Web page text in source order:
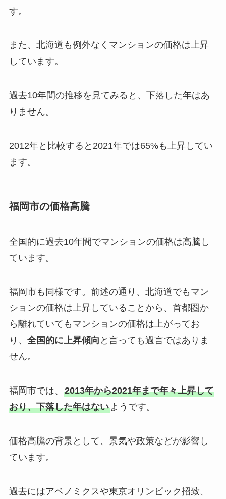
す。
また、北海道も例外なくマンションの価格は上昇
しています。
過去10年間の推移を見てみると、下落した年はあ
りません。
2012年と比較すると2021年では65%も上昇してい
ます。
福岡市の価格高騰
全国的に過去10年間でマンションの価格は高騰し
ています。
福岡市も同様です。前述の通り、北海道でもマン
ションの価格は上昇していることから、首都圏か
ら離れていてもマンションの価格は上がってお
り、 全国的に上昇傾向 と言っても過言ではありま
せん。
福岡市では、 2013年から2021年まで年々上昇して
おり、下落した年はないようです。
価格高騰の背景として、景気や政策などが影響し
ています。
過去にはアベノミクスや東京オリンピック招致、